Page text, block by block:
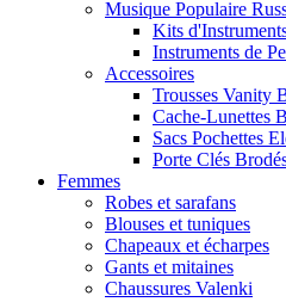
Musique Populaire
Kits
Instruments de
Accessoires
Trousses Vanity
Cache-Lunettes
Sacs Pochettes
Porte Clés
Femmes
Robes et sarafans
Blouses et tuniques
Chapeaux et écharpes
Gants et mitaines
Chaussures Valenki